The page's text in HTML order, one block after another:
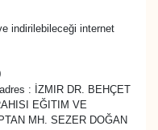
indirilebileceği internet
: İZMIR DR. BEHÇET
EĞITIM VE
MH. SEZER DOĞAN